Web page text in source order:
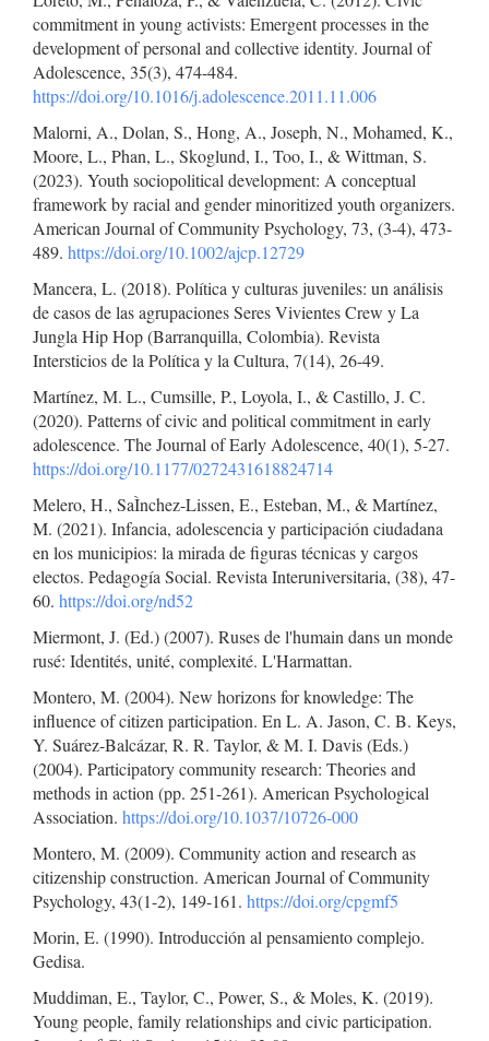
commitment in young activists: Emergent processes in the
development of personal and collective identity. Journal of
Adolescence, 35(3), 474-484.
https://doi.org/10.1016/j.adolescence.2011.11.006
Malorni, A., Dolan, S., Hong, A., Joseph, N., Mohamed, K.,
Moore, L., Phan, L., Skoglund, I., Too, I., & Wittman, S.
(2023). Youth sociopolitical development: A conceptual
framework by racial and gender minoritized youth organizers.
American Journal of Community Psychology, 73, (3-4), 473-
489. https://doi.org/10.1002/ajcp.12729
Mancera, L. (2018). Política y culturas juveniles: un análisis
de casos de las agrupaciones Seres Vivientes Crew y La
Jungla Hip Hop (Barranquilla, Colombia). Revista
Intersticios de la Política y la Cultura, 7(14), 26-49.
Martínez, M. L., Cumsille, P., Loyola, I., & Castillo, J. C.
(2020). Patterns of civic and political commitment in early
adolescence. The Journal of Early Adolescence, 40(1), 5-27.
https://doi.org/10.1177/0272431618824714
Melero, H., SaÌnchez-Lissen, E., Esteban, M., & Martínez,
M. (2021). Infancia, adolescencia y participación ciudadana
en los municipios: la mirada de figuras técnicas y cargos
electos. Pedagogía Social. Revista Interuniversitaria, (38), 47-
60. https://doi.org/nd52
Miermont, J. (Ed.) (2007). Ruses de l'humain dans un monde
rusé: Identités, unité, complexité. L'Harmattan.
Montero, M. (2004). New horizons for knowledge: The
influence of citizen participation. En L. A. Jason, C. B. Keys,
Y. Suárez-Balcázar, R. R. Taylor, & M. I. Davis (Eds.)
(2004). Participatory community research: Theories and
methods in action (pp. 251-261). American Psychological
Association. https://doi.org/10.1037/10726-000
Montero, M. (2009). Community action and research as
citizenship construction. American Journal of Community
Psychology, 43(1-2), 149-161. https://doi.org/cpgmf5
Morin, E. (1990). Introducción al pensamiento complejo.
Gedisa.
Muddiman, E., Taylor, C., Power, S., & Moles, K. (2019).
Young people, family relationships and civic participation.